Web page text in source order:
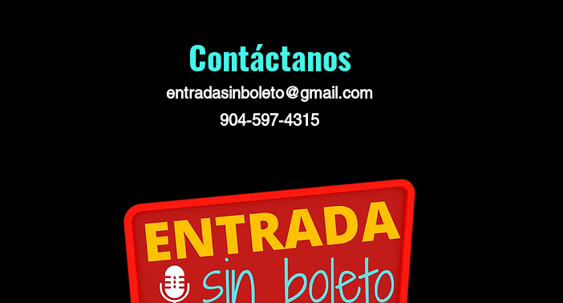
Contáctanos
entradasinboleto@gmail.com
904-597-4315